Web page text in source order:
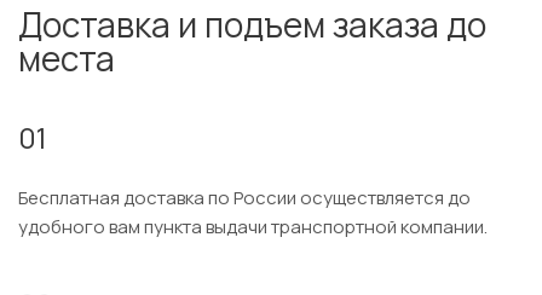
Доставка и подъем заказа до
места
01
Бесплатная доставка по России осуществляется до
удобного вам пункта выдачи транспортной компании.